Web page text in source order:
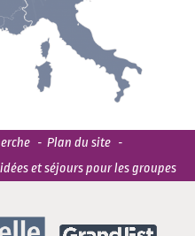
Plan du site
et séjours pour les groupes